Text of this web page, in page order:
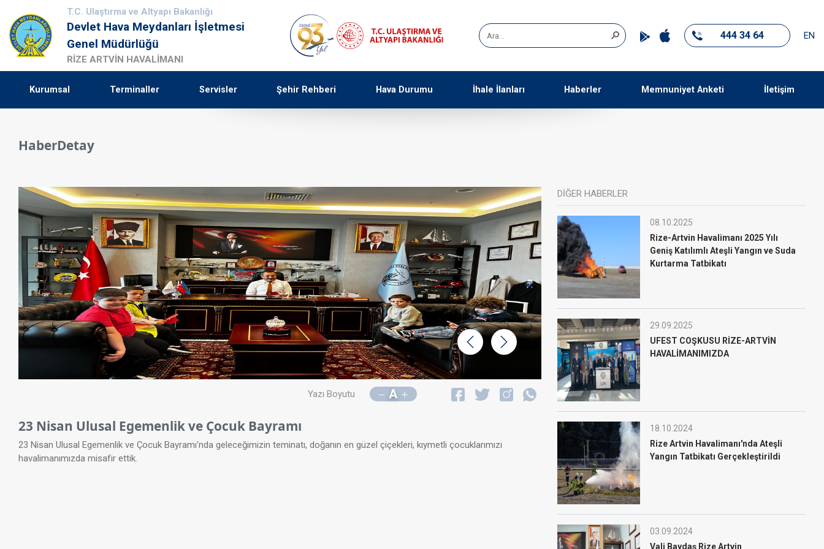
T.C. Ulaştırma ve Altyapı Bakanlığı
Devlet Hava Meydanları İşletmesi
Genel Müdürlüğü
RİZE ARTVİN HAVALİMANI
444 34 64 EN
Kurumsal Terminaller Servisler Şehir Rehberi Hava Durumu İhale İlanları Haberler Memnuniyet Anketi İletişim
HaberDetay
Geri İleri
Yazı Boyutu A
23 Nisan Ulusal Egemenlik ve Çocuk Bayramı
23 Nisan Ulusal Egemenlik ve Çocuk Bayramı'nda geleceğimizin teminatı, doğanın en güzel çiçekleri, kıymetli çocuklarımızı
havalimanımızda misafir ettik.
DİĞER HABERLER
08.10.2025
Rize-Artvin Havalimanı 2025 Yılı
Geniş Katılımlı Ateşli Yangın ve Suda
Kurtarma Tatbikatı
29.09.2025
UFEST COŞKUSU RİZE-ARTVİN
HAVALİMANIMIZDA
18.10.2024
Rize Artvin Havalimanı'nda Ateşli
Yangın Tatbikatı Gerçekleştirildi
03.09.2024
Vali Baydaş Rize Artvin